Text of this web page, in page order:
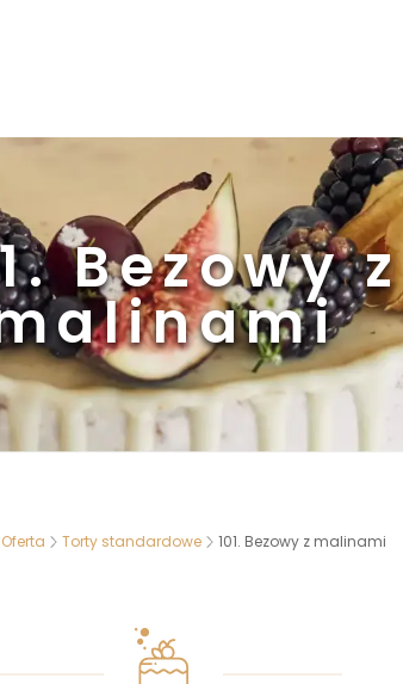
Bezowy z
Oferta Torty standardowe 101. Bezowy z malinami